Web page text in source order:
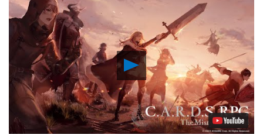
Video
abspielen